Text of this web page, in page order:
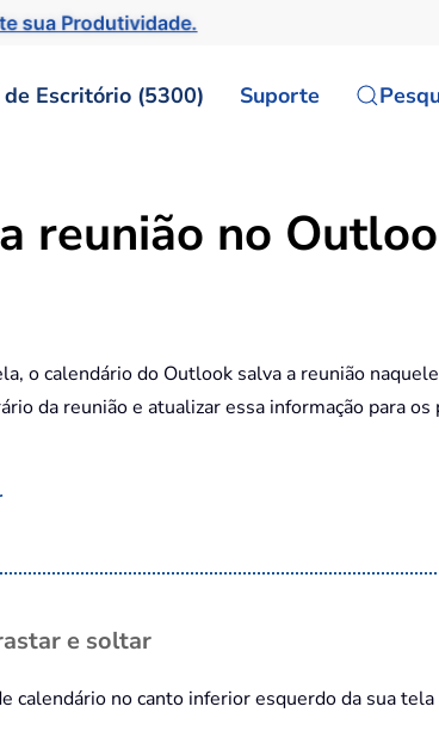
sua Produtividade.
de Escritório (5300) Suporte
reunião no
o calendário do Outlook salva a reunião
da reunião e atualizar essa informação para
e soltar
calendário no canto inferior esquerdo da sua